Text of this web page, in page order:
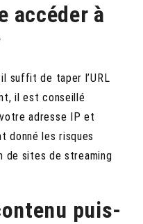
accéder à
suffit de taper l’URL
il est conseillé
adresse IP et
donné les risques
de sites de streaming
puis-